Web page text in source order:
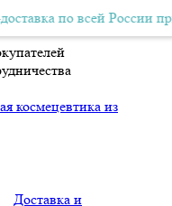
от 10 000р.
всей России при заказе
Доставка и